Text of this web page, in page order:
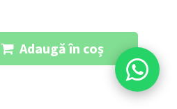
Adaugă în coș